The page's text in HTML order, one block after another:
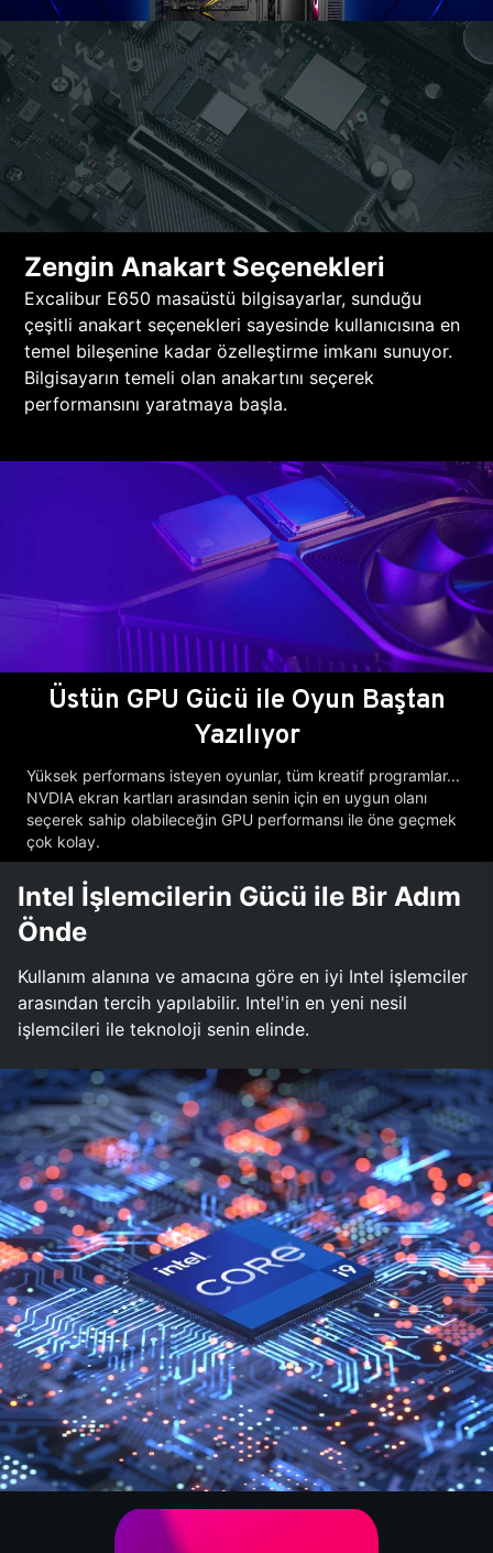
Zengin Anakart Seçenekleri
Excalibur E650 masaüstü bilgisayarlar, sunduğu
çeşitli anakart seçenekleri sayesinde kullanıcısına en
temel bileşenine kadar özelleştirme imkanı sunuyor.
Bilgisayarın temeli olan anakartını seçerek
performansını yaratmaya başla.
Üstün GPU Gücü ile Oyun Baştan
Yazılıyor
Yüksek performans isteyen oyunlar, tüm kreatif programlar...
NVDIA ekran kartları arasından senin için en uygun olanı
seçerek sahip olabileceğin GPU performansı ile öne geçmek
çok kolay.
Intel İşlemcilerin Gücü ile Bir Adım
Önde
Kullanım alanına ve amacına göre en iyi Intel işlemciler
arasından tercih yapılabilir. Intel'in en yeni nesil
işlemcileri ile teknoloji senin elinde.